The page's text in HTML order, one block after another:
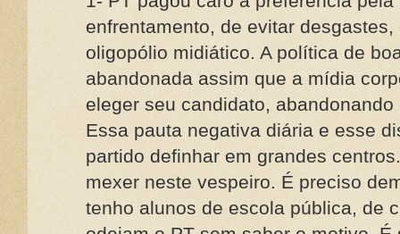
enfrentamento, de evitar
oligopólio midiático. A política de
abandonada assim que a mídia
eleger seu candidato,
Essa pauta negativa diária e esse
partido definhar em grandes
mexer neste vespeiro. É preciso
tenho alunos de escola pública, de